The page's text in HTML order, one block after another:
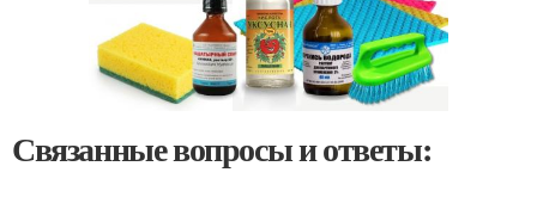
Связанные вопросы и ответы: